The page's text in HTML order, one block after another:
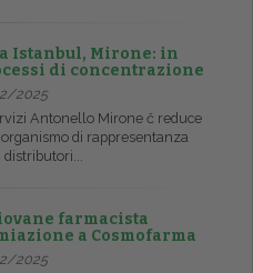
a Istanbul, Mirone: in
di concentrazione
2025
Antonello Mirone č reduce
di rappresentanza
distributori...
farmacista
a Cosmofarma
2025